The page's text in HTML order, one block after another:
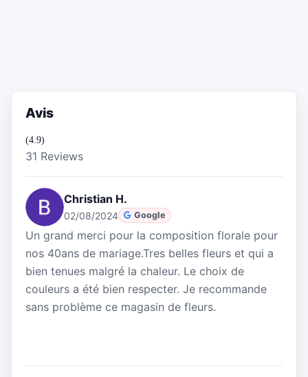
Avis
(4.9)
31 Reviews
Christian H.
02/08/2024 Google
Un grand merci pour la composition florale pour
nos 40ans de mariage.Tres belles fleurs et qui a
bien tenues malgré la chaleur. Le choix de
couleurs a été bien respecter. Je recommande
sans problème ce magasin de fleurs.